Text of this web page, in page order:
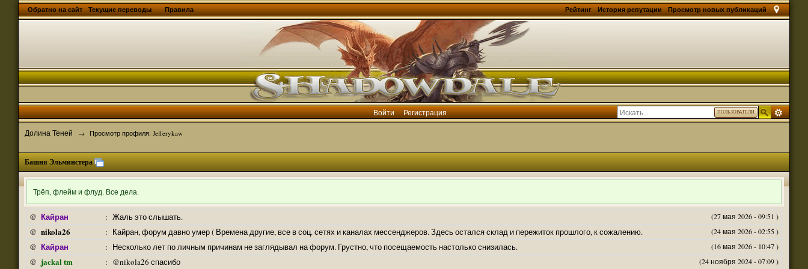
Просмотр новых публикаций
Обратно на сайт Текущие переводы История репутации
Рейтинг
Правила
ПОЛЬЗОВАТЕЛИ
Войти Регистрация
Долина Теней → Просмотр профиля: Jefferykaw
Башня Эльминстера
Трёп, флейм и флуд. Все дела.
@ Кайран : (27 мая 2026 - 09:51 )
Жаль это слышать.
@ nikola26 : (24 мая 2026 - 02:55 )
Кайран, форум давно умер ( Времена другие, все в соц. сетях и каналах мессенджеров. Здесь остался склад и пережиток прошлого, к сожалению.
@ Кайран : (16 мая 2026 - 10:47 )
Несколько лет по личным причинам не заглядывал на форум. Грустно, что посещаемость настолько снизилась.
@ jackal tm : (24 ноября 2024 - 07:09 )
@nikola26 спасибо